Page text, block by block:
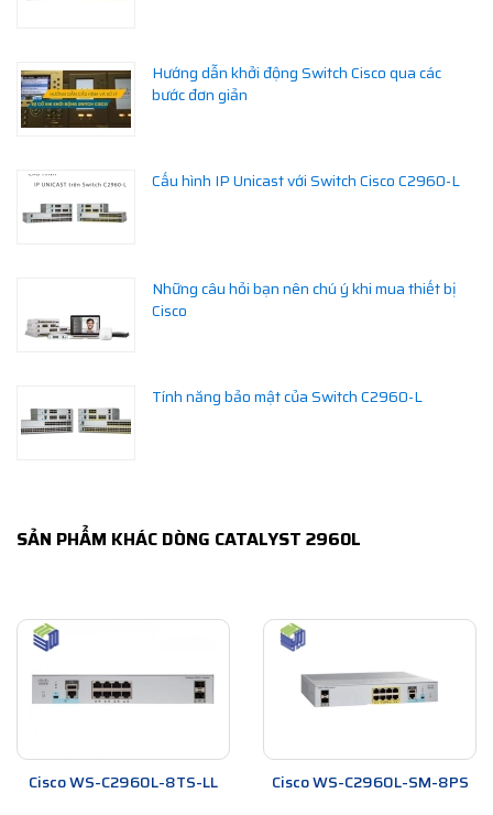
Hướng dẫn khởi động Switch Cisco qua các
bước đơn giản
Cấu hình IP Unicast với Switch Cisco C2960-L
Những câu hỏi bạn nên chú ý khi mua thiết bị
Cisco
Tính năng bảo mật của Switch C2960-L
SẢN PHẨM KHÁC DÒNG CATALYST 2960L
Cisco WS-C2960L-8TS-LL Cisco WS-C2960L-SM-8PS